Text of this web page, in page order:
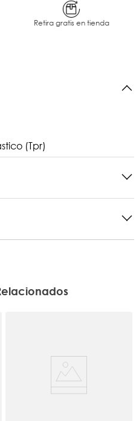
Retira gratis en tienda
(Tpr)